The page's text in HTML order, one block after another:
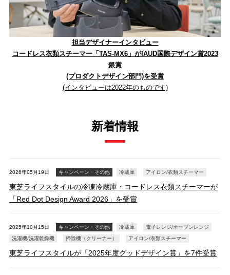
担当デザイナーインタビュー
コードレス衣類スチーマー「TAS-MX6」がIAUD国際デザイン賞2023
銀賞
(プロダクトデザイン部門)を受賞
(インタビューは2022年のものです)
新着情報
2026年05月19日 キャンペーン・その他 冷蔵庫 アイロン/衣類スチーマー
東芝ライフスタイルの冷凍冷蔵庫・コードレス衣類スチーマーが
「Red Dot Design Award 2026」を受賞
2025年10月15日 キャンペーン・その他 冷蔵庫
電子レンジ/オーブンレンジ
洗濯機/洗濯乾燥機
掃除機（クリーナー） アイロン/衣類スチーマー
東芝ライフスタイルが「2025年度グッドデザイン賞」を7件受賞